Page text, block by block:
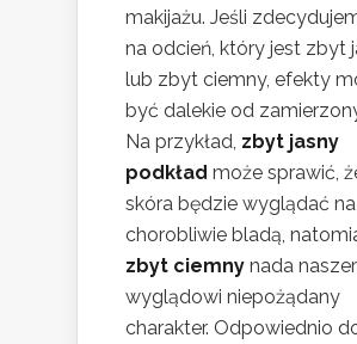
makijażu. Jeśli
na odcień, który jest zbyt
lub zbyt ciemny, efekty
być dalekie od
Na przykład, zbyt jasny
podkład może sprawić,
skóra będzie wyglądać na
chorobliwie bladą,
zbyt ciemny nada
wyglądowi niepożądany
charakter. Odpowiednio